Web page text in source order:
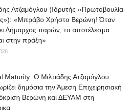
Ατζαμόγλου (Ιδρυτής «Πρωτοβουλία
«Μπράβο Χρήστο Βερώνη! Όταν
Δήμαρχος παρών, το αποτέλεσμα
στην πράξη»
Maturity: Ο Μιλτιάδης Ατζαμόγλου
δημόσια την Άμεση Επιχειρησιακή
Βερώνη και ΔΕΥΑΜ στη